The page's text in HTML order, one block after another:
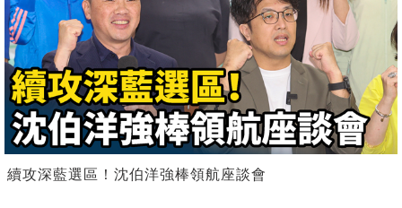
續攻深藍選區！沈伯洋強棒領航座談會